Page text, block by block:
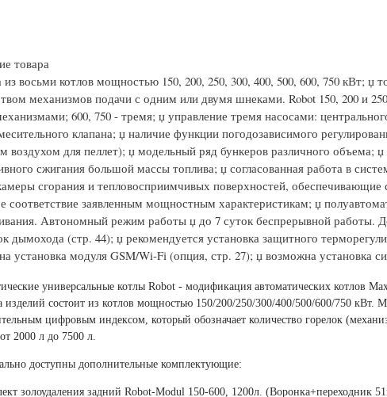
товара
из восьми котлов мощностью 150, 200, 250, 300, 400, 500, 600, 750 кВт;
механизмов подачи с одним или двумя шнеками. Robot 150, 200 и
600, 750 - тремя; џ управление тремя насосами:
клапана; џ наличие функции погодозависимого
воздухом для пеллет); џ модельный ряд бункеров различного объема;
сжигания большой массы топлива; џ согласованная работа в
сгорания и тепловосприимчивых поверхностей,
соответствие заявленным мощностным характеристикам; џ
Автономный режим работы џ до 7 суток беспрерывной работы.
дымохода (стр. 44); џ рекомендуется установка защитного
установка модуля GSM/Wi-Fi (опция, стр. 27); џ возможна установка
универсальные котлы Robot - модификация автоматических котлов
изделий состоит из котлов мощностью 150/200/250/300/400/500/600/750 кВт.
цифровым индексом, который обозначает количество горелок
2000 л до 7500 л.
доступны дополнительные комплектующие:
золоудаления задний Robot-Modul 150-600, 1200л. (Воронка+переходник